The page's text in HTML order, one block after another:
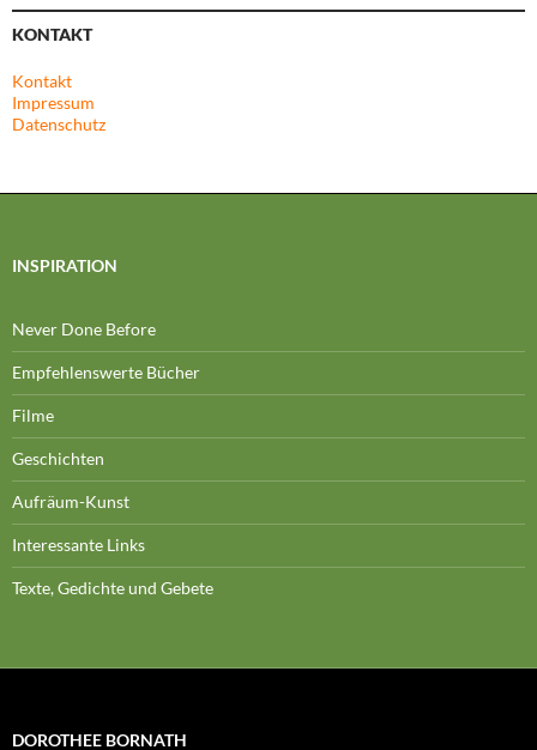
KONTAKT
Kontakt
Impressum
Datenschutz
INSPIRATION
Never Done Before
Empfehlenswerte Bücher
Filme
Geschichten
Aufräum-Kunst
Interessante Links
Texte, Gedichte und Gebete
DOROTHEE BORNATH